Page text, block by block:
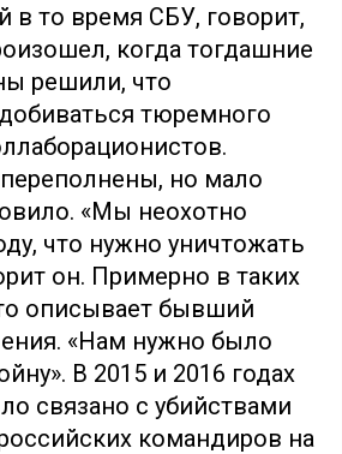
в то время СБУ, говорит,
когда тогдашние
решили, что
тюремного
но мало
«Мы неохотно
что нужно уничтожать
он. Примерно в таких
описывает бывший
«Нам нужно было
В 2015 и 2016 годах
связано с убийствами
командиров на